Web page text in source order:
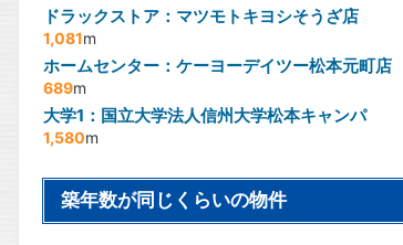
ドラックストア：マツモトキヨシそうざ店
1,081m
ホームセンター：ケーヨーデイツー松本元町店
689m
大学1：国立大学法人信州大学松本キャンパ
1,580m
築年数が同じくらいの物件